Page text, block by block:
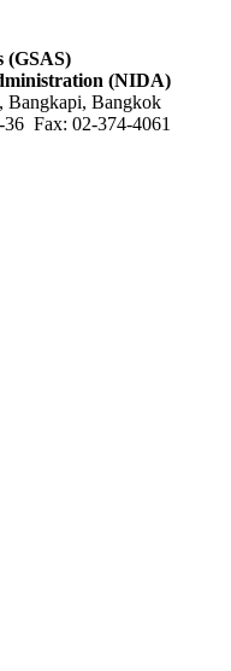
(GSAS)
(NIDA)
Bangkapi, Bangkok
Fax: 02-374-4061